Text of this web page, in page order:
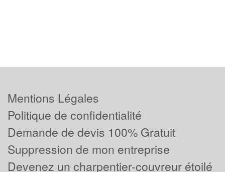
Mentions Légales
Politique de confidentialité
Demande de devis 100% Gratuit
Suppression de mon entreprise
Devenez un charpentier-couvreur étoilé